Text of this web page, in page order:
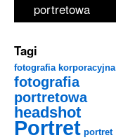
portretowa
Tagi
fotografia korporacyjna
fotografia
portretowa
headshot
Portret portret